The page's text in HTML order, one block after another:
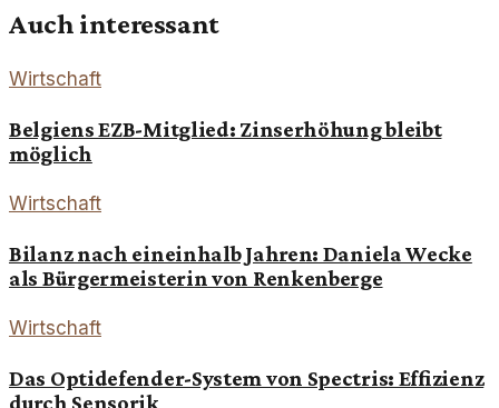
Auch interessant
Wirtschaft
Belgiens EZB-Mitglied: Zinserhöhung bleibt
möglich
Wirtschaft
Bilanz nach eineinhalb Jahren: Daniela Wecke
als Bürgermeisterin von Renkenberge
Wirtschaft
Das Optidefender-System von Spectris: Effizienz
durch Sensorik